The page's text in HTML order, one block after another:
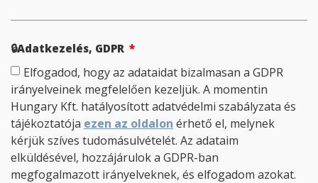
🔒Adatkezelés, GDPR
Elfogadod, hogy az adataidat bizalmasan a GDPR
irányelveinek megfelelően kezeljük. A momentin
Hungary Kft. hatályosított adatvédelmi szabályzata és
tájékoztatója ezen az oldalon érhető el, melynek
kérjük szíves tudomásulvételét. Az adataim
elküldésével, hozzájárulok a GDPR-ban
megfogalmazott irányelveknek, és elfogadom azokat.